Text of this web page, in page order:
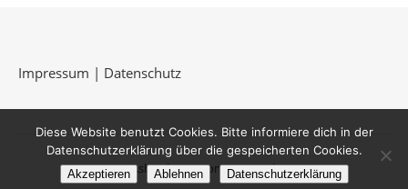
Impressum | Datenschutz
Ashe Theme vonWP Royal.
Diese Website benutzt Cookies. Bitte informiere dich in der
Datenschutzerklärung über die gespeicherten Cookies.
Akzeptieren Ablehnen Datenschutzerklärung